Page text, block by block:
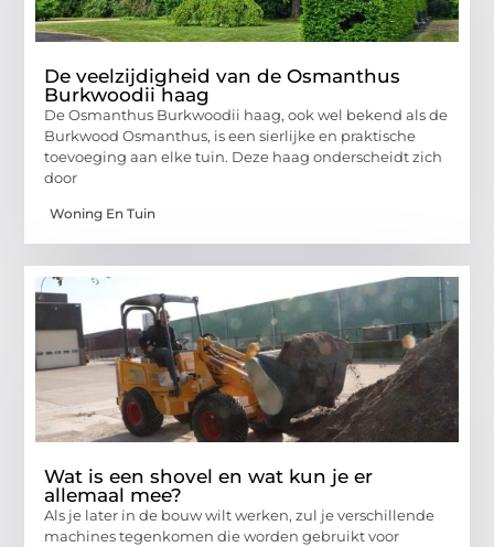
De veelzijdigheid van de Osmanthus
Burkwoodii haag
De Osmanthus Burkwoodii haag, ook wel bekend als de
Burkwood Osmanthus, is een sierlijke en praktische
toevoeging aan elke tuin. Deze haag onderscheidt zich
door
Woning En Tuin
Wat is een shovel en wat kun je er
allemaal mee?
Als je later in de bouw wilt werken, zul je verschillende
machines tegenkomen die worden gebruikt voor